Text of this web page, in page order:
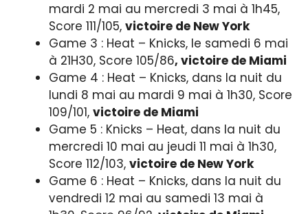
mardi 2 mai au mercredi 3 mai à 1h45,
Score 111/105, victoire de New York
Game 3 : Heat – Knicks, le samedi 6 mai
à 21H30, Score 105/86, victoire de Miami
Game 4 : Heat – Knicks, dans la nuit du
lundi 8 mai au mardi 9 mai à 1h30, Score
109/101, victoire de Miami
Game 5 : Knicks – Heat, dans la nuit du
mercredi 10 mai au jeudi 11 mai à 1h30,
Score 112/103, victoire de New York
Game 6 : Heat – Knicks, dans la nuit du
vendredi 12 mai au samedi 13 mai à